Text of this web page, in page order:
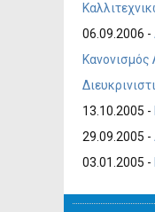
06.09.2006 -
13.10.2005 -
29.09.2005 -
03.01.2005 -